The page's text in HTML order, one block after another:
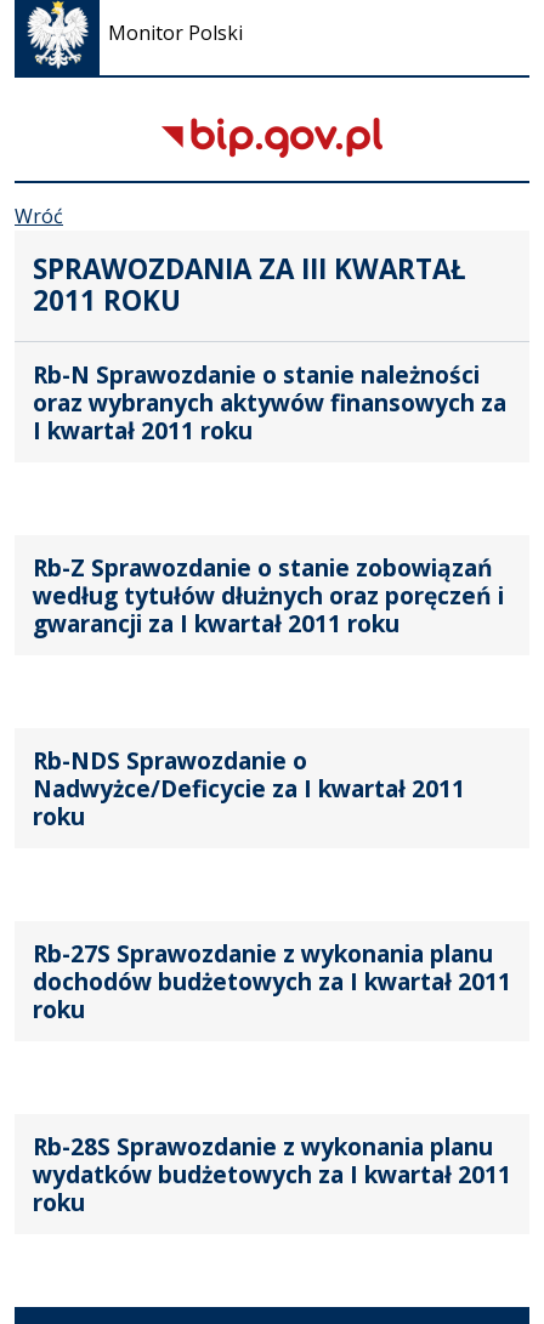
Monitor Polski
się w
nowej
karcie
Wróć
SPRAWOZDANIA ZA III KWARTAŁ
2011 ROKU
Rb-N Sprawozdanie o stanie należności
oraz wybranych aktywów finansowych za
I kwartał 2011 roku
Rb-Z Sprawozdanie o stanie zobowiązań
według tytułów dłużnych oraz poręczeń i
gwarancji za I kwartał 2011 roku
Rb-NDS Sprawozdanie o
Nadwyżce/Deficycie za I kwartał 2011
roku
Rb-27S Sprawozdanie z wykonania planu
dochodów budżetowych za I kwartał 2011
roku
Rb-28S Sprawozdanie z wykonania planu
wydatków budżetowych za I kwartał 2011
roku